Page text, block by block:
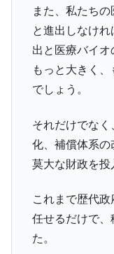
また、私たち
と進出しなけ
出と医療バイ
もっと大きく
でしょう。
それだけでな
化、補償体系の
莫大な財政を投
これまで歴代
任せるだけで、
た。